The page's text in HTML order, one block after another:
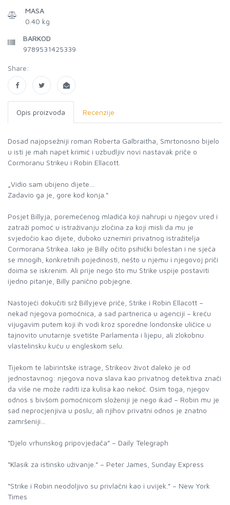
MASA
0.40 kg
BARKOD
9789531425339
Share:
Opis proizvoda Recenzije
Dosad najopsežniji roman Roberta Galbraitha, Smrtonosno bijelo
u isti je mah napet krimić i uzbudljiv novi nastavak priče o
Cormoranu Strikeu i Robin Ellacott.
„Vidio sam ubijeno dijete…
Zadavio ga je, gore kod konja.“
Posjet Billyja, poremećenog mladića koji nahrupi u njegov ured i
zatraži pomoć u istraživanju zločina za koji misli da mu je
svjedočio kao dijete, duboko uznemiri privatnog istražitelja
Cormorana Strikea. Iako je Billy očito psihički bolestan i ne sjeća
se mnogih, konkretnih pojedinosti, nešto u njemu i njegovoj priči
doima se iskrenim. Ali prije nego što mu Strike uspije postaviti
ijedno pitanje, Billy panično pobjegne.
Nastojeći dokučiti srž Billyjeve priče, Strike i Robin Ellacott –
nekad njegova pomoćnica, a sad partnerica u agenciji – kreću
vijugavim putem koji ih vodi kroz sporedne londonske uličice u
tajnovito unutarnje svetište Parlamenta i lijepu, ali zlokobnu
vlastelinsku kuću u engleskom selu.
Tijekom te labirintske istrage, Strikeov život daleko je od
jednostavnog: njegova nova slava kao privatnog detektiva znači
da više ne može raditi iza kulisa kao nekoć. Osim toga, njegov
odnos s bivšom pomoćnicom složeniji je nego ikad – Robin mu je
sad neprocjenjiva u poslu, ali njihov privatni odnos je znatno
zamršeniji…
“Djelo vrhunskog pripovjedača” – Daily Telegraph
“Klasik za istinsko uživanje.” – Peter James, Sunday Express
“Strike i Robin neodoljivo su privlačni kao i uvijek.” – New York
Times